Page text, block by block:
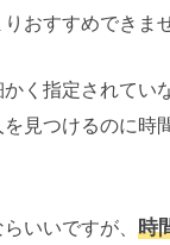
おすすめできま
く指定されてい
見つけるのに時
いいですが、 時